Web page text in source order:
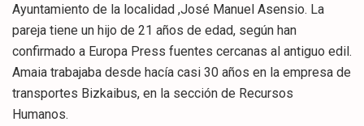
Ayuntamiento de la localidad ,José Manuel Asensio. La
pareja tiene un hijo de 21 años de edad, según han
confirmado a Europa Press fuentes cercanas al antiguo edil.
Amaia trabajaba desde hacía casi 30 años en la empresa de
transportes Bizkaibus, en la sección de Recursos
Humanos.